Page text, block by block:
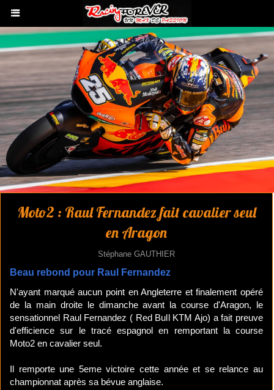
Moto2 : Raul Fernandez fait cavalier seul
en Aragon
Stéphane GAUTHIER
Beau rebond pour Raul Fernandez
N'ayant marqué aucun point en Angleterre et finalement opéré
de la main droite le dimanche avant la course d'Aragon, le
sensationnel Raul Fernandez ( Red Bull KTM Ajo) a fait preuve
d'efficience sur le tracé espagnol en remportant la course
Moto2 en cavalier seul.
Il remporte une 5eme victoire cette année et se relance au
championnat après sa bévue anglaise.